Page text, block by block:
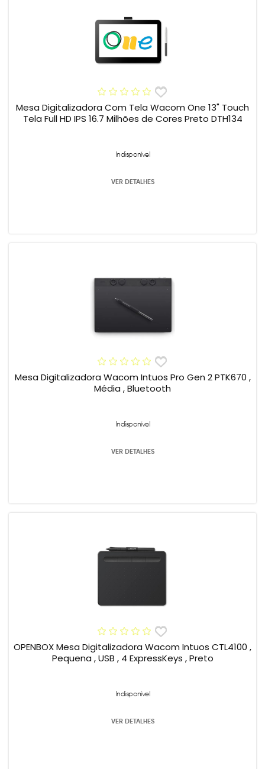
Mesa Digitalizadora Com Tela Wacom One 13" Touch
Tela Full HD IPS 16.7 Milhões de Cores Preto DTH134
Indisponível
VER DETALHES
Mesa Digitalizadora Wacom Intuos Pro Gen 2 PTK670 ,
Média , Bluetooth
Indisponível
VER DETALHES
OPENBOX Mesa Digitalizadora Wacom Intuos CTL4100 ,
Pequena , USB , 4 ExpressKeys , Preto
Indisponível
VER DETALHES